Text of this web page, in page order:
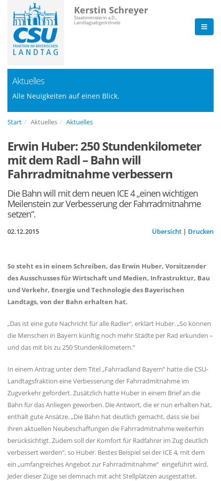
Kerstin Schreyer
Staatsministerin a.D.,
Landtagsabgeordnete
Aktuelles
Alle Neuigkeiten auf einen Blick.
Start Aktuelles Aktuelles
Erwin Huber: 250 Stundenkilometer
mit dem Radl – Bahn will
Fahrradmitnahme verbessern
Die Bahn will mit dem neuen ICE 4 „einen wichtigen
Meilenstein zur Verbesserung der Fahrradmitnahme
setzen“.
02.12.2015 Übersicht | Drucken
So steht es in einem Schreiben, das Erwin Huber, Vorsitzender
des Ausschusses für Wirtschaft und Medien, Infrastruktur, Bau
und Verkehr, Energie und Technologie des Bayerischen
Landtags, von der Bahn erhalten hat.
Das ist eine gute Nachricht für alle Radler“, erklärt Huber. „So können
die Menschen in Bayern künftig noch mehr Städte per Rad erkunden –
und das mit bis zu 250 Stundenkilometern.“
In einem Antrag unter dem Titel „Fahrradland Bayern“ hatte die CSU-
Landtagsfraktion eine Verbesserung der Fahrradmitnahme im
Zugverkehr gefordert. Zusätzlich hatte Huber in einem Brief an die
Bahn für das Anliegen geworben. Die Antwort, die er nun erhalten hat,
enthält gute Ansätze. „Die Bahn hat deutlich gemacht, dass sie bei
ihren aktuellen Neubeschaffungen die Fahrradmitnahme weiterhin
berücksichtigt. Zudem soll der Komfort für Radfahrer im Zug deutlich
verbessert werden“, so Huber. Bestes Beispiel sei der ICE 4, mit dem
ein „umfangreiches Angebot zur Fahrradmitnahme“ eingeführt wird.
Jeder dieser Züge sei demnach mit acht Stellplätzen ausgestattet.